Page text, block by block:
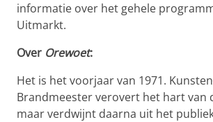
informatie over het gehele
Uitmarkt.
Over Orewoet:
Het is het voorjaar van 1971.
Brandmeester verovert het hart van
maar verdwijnt daarna uit het